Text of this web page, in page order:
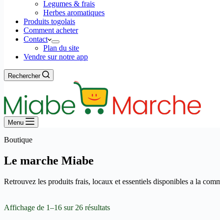
Legumes & frais
Herbes aromatiques
Produits togolais
Comment acheter
Contact
Plan du site
Vendre sur notre app
Rechercher
Menu
Boutique
Le marche Miabe
Retrouvez les produits frais, locaux et essentiels disponibles a la
Affichage de 1–16 sur 26 résultats